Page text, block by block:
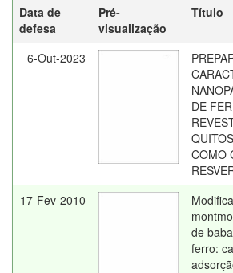
Data de
defesa
Pré-
visualização
Título
6-Out-2023
DE
COMO
17-Fev-2010
de
ferro: